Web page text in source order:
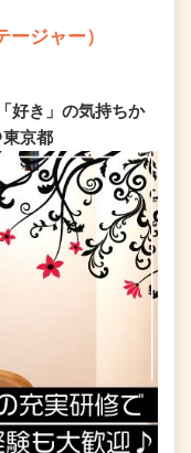
ジャー）
好き」の気持ちか
京都